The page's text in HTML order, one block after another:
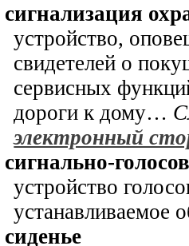
сигнализация
устройство,
свидетелей о
сервисных
дороги к дому…
электронный
сигнально-
устройство
устанавливаемое
сиденье